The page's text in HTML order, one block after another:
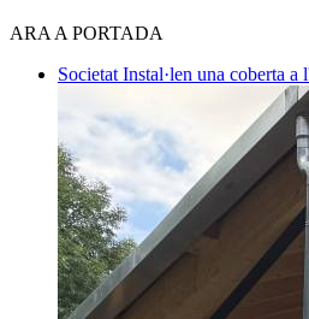
ARA A PORTADA
Societat Instal·len una coberta